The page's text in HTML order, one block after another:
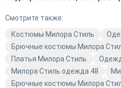
модную одежду от Милора
ценит стиль и хочет быть в
шанс купить что-то
в каталоге Avaro и
Смотрите также:
Костюмы Милора Стиль
Брючные костюмы Милора
Платья Милора Стиль
Милора Стиль одежда 48
Брючные костюмы Милора